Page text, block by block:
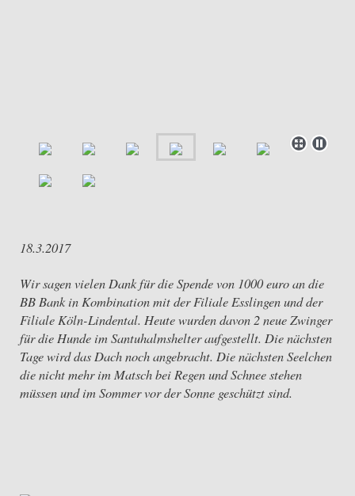
18.3.2017
Wir sagen vielen Dank für die Spende von 1000 euro an die
BB Bank in Kombination mit der Filiale Esslingen und der
Filiale Köln-Lindental. Heute wurden davon 2 neue Zwinger
für die Hunde im Santuhalmshelter aufgestellt. Die nächsten
Tage wird das Dach noch angebracht. Die nächsten Seelchen
die nicht mehr im Matsch bei Regen und Schnee stehen
müssen und im Sommer vor der Sonne geschützt sind.